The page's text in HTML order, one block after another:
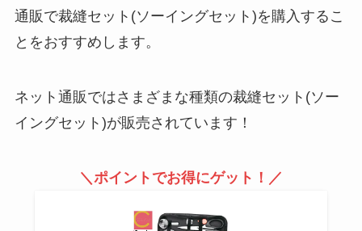
通販で裁縫セット(ソーイングセット)を購入するこ
とをおすすめします。
ネット通販ではさまざまな種類の裁縫セット(ソー
イングセット)が販売されています！
＼ポイントでお得にゲット！／